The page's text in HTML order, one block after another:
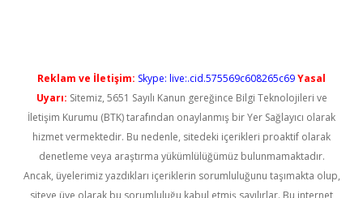
Reklam ve İletişim: Skype: live:.cid.575569c608265c69Yasal
Uyarı: Sitemiz, 5651 Sayılı Kanun gereğince Bilgi Teknolojileri ve
İletişim Kurumu (BTK) tarafından onaylanmış bir Yer Sağlayıcı olarak
hizmet vermektedir. Bu nedenle, sitedeki içerikleri proaktif olarak
denetleme veya araştırma yükümlülüğümüz bulunmamaktadır.
Ancak, üyelerimiz yazdıkları içeriklerin sorumluluğunu taşımakta olup,
siteye üye olarak bu sorumluluğu kabul etmiş sayılırlar. Bu internet